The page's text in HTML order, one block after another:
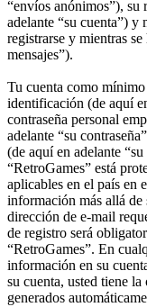
“envíos anónimos”), su
adelante “su cuenta”) y
registrarse y mientras
mensajes”).
Tu cuenta como
identificación (de aquí
contraseña personal
adelante “su
(de aquí en adelante
“RetroGames” está
aplicables en el país en
información más allá de
dirección de e-mail
de registro será
“RetroGames”. En
información en su
su cuenta, usted tiene
generados